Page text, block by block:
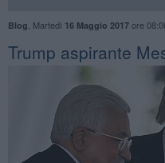
Blog Martedì 16 Maggio 2017ore
Trump aspirante